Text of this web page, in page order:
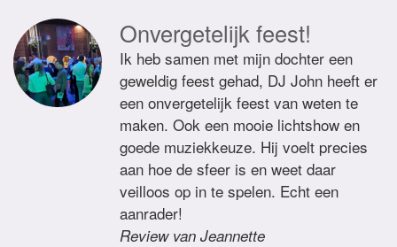
Onvergetelijk feest!
Ik heb samen met mijn dochter een
geweldig feest gehad, DJ John heeft er
een onvergetelijk feest van weten te
maken. Ook een mooie lichtshow en
goede muziekkeuze. Hij voelt precies
aan hoe de sfeer is en weet daar
veilloos op in te spelen. Echt een
aanrader!
Review van Jeannette